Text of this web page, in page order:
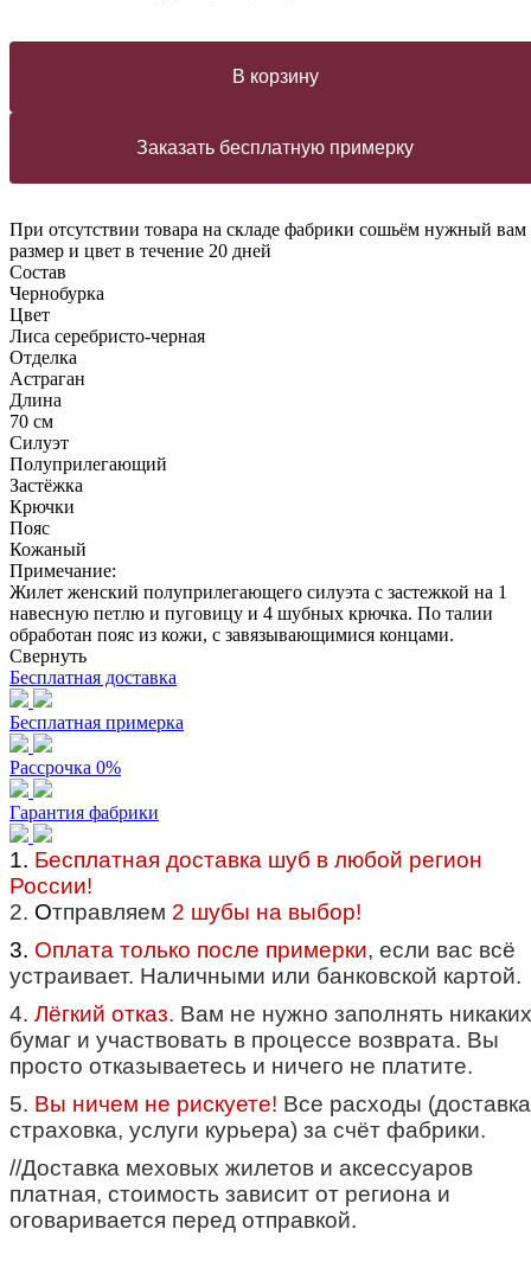
В корзину
Заказать бесплатную примерку
При отсутствии товара на складе фабрики сошьём нужный вам
размер и цвет в течение 20 дней
Состав
Чернобурка
Цвет
Лиса серебристо-черная
Отделка
Астраган
Длина
70 см
Силуэт
Полуприлегающий
Застёжка
Крючки
Пояс
Кожаный
Примечание:
Жилет женский полуприлегающего силуэта с застежкой на 1
навесную петлю и пуговицу и 4 шубных крючка. По талии
обработан пояс из кожи, с завязывающимися концами.
Свернуть
Бесплатная доставка
Бесплатная примерка
Рассрочка 0%
Гарантия фабрики
1. Бесплатная доставка шуб в любой регион
России!
2. Отправляем 2 шубы на выбор!
3. Оплата только после примерки, если вас всё
устраивает. Наличными или банковской картой.
4. Лёгкий отказ. Вам не нужно заполнять никаких
бумаг и участвовать в процессе возврата. Вы
просто отказываетесь и ничего не платите.
5. Вы ничем не рискуете! Все расходы
страховка, услуги курьера) за счёт фабрики.
//Доставка меховых жилетов и аксессуаров
платная, стоимость зависит от региона и
оговаривается перед отправкой.